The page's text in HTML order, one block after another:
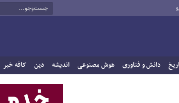
دانش و فناوری هوش مصنوعی اندیشه دین کافه خبر